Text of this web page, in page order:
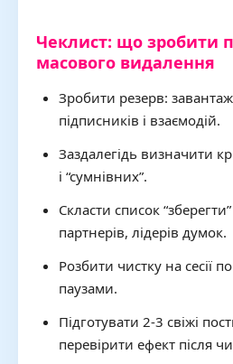
Чеклист: що зробити
масового видалення
Зробити резерв:
підписників і взаємодій.
Заздалегідь визначити
і “сумнівних”.
Скласти список “зберегти”
партнерів, лідерів думок.
Розбити чистку на сесії
паузами.
Підготувати 2-3 свіжі
перевірити ефект після